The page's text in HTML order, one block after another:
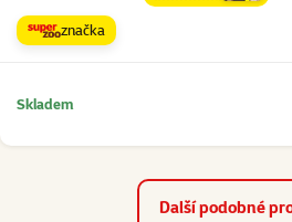
značka
Skladem
Další podobné